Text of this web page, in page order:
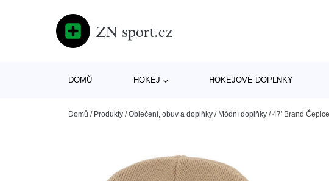
ZN sport.cz
DOMŮ HOKEJ HOKEJOVÉ DOPLNKY
Domů / Produkty /Oblečení, obuv a doplňky / Módní doplňky /47' Brand